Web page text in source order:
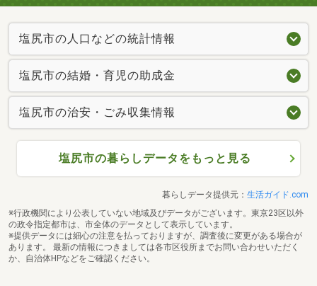
塩尻市の人口などの統計情報
塩尻市の結婚・育児の助成金
塩尻市の治安・ごみ収集情報
塩尻市の暮らしデータをもっと見る
暮らしデータ提供元： 生活ガイド.com
※行政機関により公表していない地域及びデータがございます。東京23区以外
の政令指定都市は、市全体のデータとして表示しています。
※提供データには細心の注意を払っておりますが、調査後に変更がある場合が
あります。 最新の情報につきましては各市区役所までお問い合わせいただく
か、自治体HPなどをご確認ください。